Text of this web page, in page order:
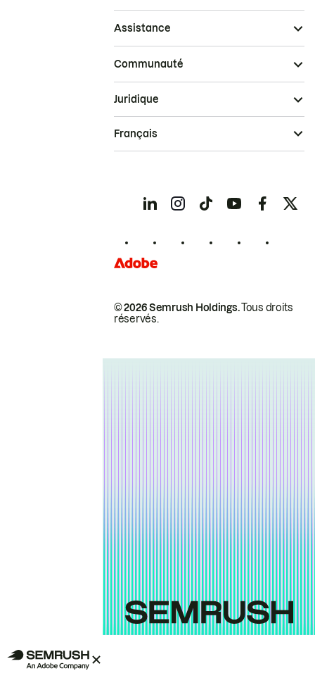
Assistance
Communauté
© 2026 Semrush Holdings.Tous droits
réservés.
Juridique
Français